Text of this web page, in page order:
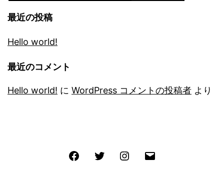
最近の投稿
Hello world!
最近のコメント
Hello world! に WordPress コメントの投稿者 より
FacebookTwitter Instagram